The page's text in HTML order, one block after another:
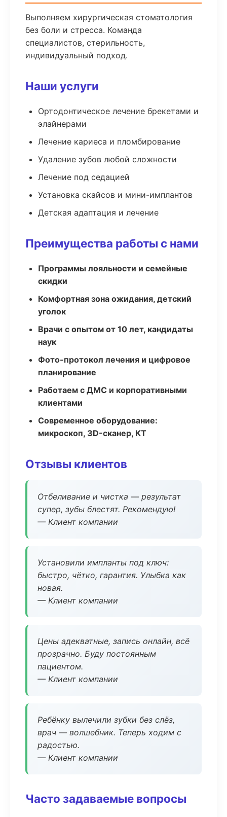
Выполняем хирургическая стоматология
без боли и стресса. Команда
специалистов, стерильность,
индивидуальный подход.
Наши услуги
Ортодонтическое лечение брекетами и
элайнерами
Лечение кариеса и пломбирование
Удаление зубов любой сложности
Лечение под седацией
Установка скайсов и мини-имплантов
Детская адаптация и лечение
Преимущества работы с нами
Программы лояльности и семейные
скидки
Комфортная зона ожидания, детский
уголок
Врачи с опытом от 10 лет, кандидаты
наук
Фото-протокол лечения и цифровое
планирование
Работаем с ДМС и корпоративными
клиентами
Современное оборудование:
микроскоп, 3D-сканер, КТ
Отзывы клиентов
Отбеливание и чистка — результат
супер, зубы блестят. Рекомендую!
— Клиент компании
Установили импланты под ключ:
быстро, чётко, гарантия. Улыбка как
новая.
— Клиент компании
Цены адекватные, запись онлайн, всё
прозрачно. Буду постоянным
пациентом.
— Клиент компании
Ребёнку вылечили зубки без слёз,
врач — волшебник. Теперь ходим с
радостью.
— Клиент компании
Часто задаваемые вопросы